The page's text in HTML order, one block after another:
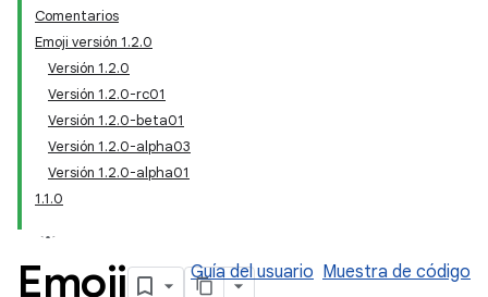
Comentarios
Emoji versión 1.2.0
Versión 1.2.0
Versión 1.2.0-rc01
Versión 1.2.0-beta01
Versión 1.2.0-alpha03
Versión 1.2.0-alpha01
1.1.0
Emoji Guía del usuario Muestra de código